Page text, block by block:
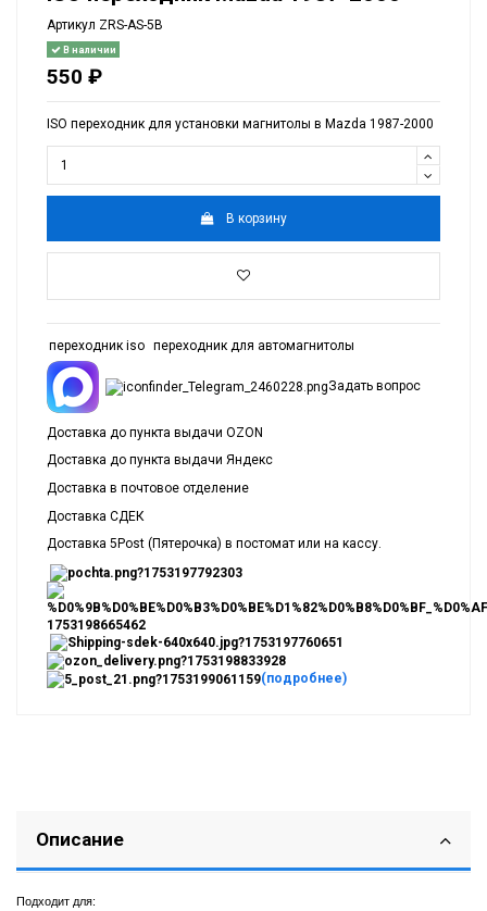
Артикул ZRS-AS-5B
В наличии
550 ₽
ISO переходник для установки магнитолы в Mazda 1987-2000
В корзину
переходник iso переходник для автомагнитолы
Задать вопрос
Доставка до пункта выдачи OZON
Доставка до пункта выдачи Яндекс
Доставка в почтовое отделение
Доставка СДЕК
Доставка 5Post (Пятерочка) в постомат или на кассу.
(подробнее)
Описание
Подходит для: